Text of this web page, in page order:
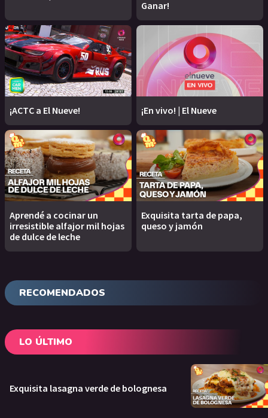
Ganar!
¡ACTC a El Nueve! ¡En vivo! | El Nueve
Aprendé a cocinar un
irresistible alfajor mil hojas
de dulce de leche
Exquisita tarta de papa,
queso y jamón
RECOMENDADOS
LO ÚLTIMO
Exquisita lasagna verde de bolognesa